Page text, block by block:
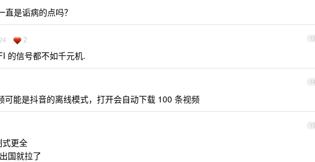
是诟病的点吗？
13
2
的信号都不如千元机.
14
可能是抖音的离线模式，打开会自动下载 100 条视频
15
更全
国就拉了